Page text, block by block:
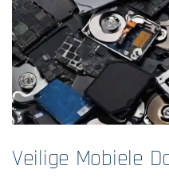
Veilige Mobiele